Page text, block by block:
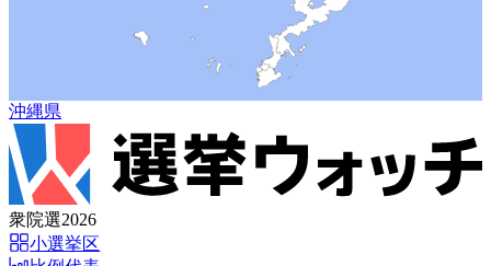
沖縄県
衆院選2026
小選挙区